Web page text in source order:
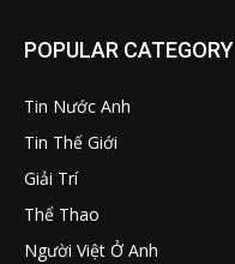
POPULAR CATEGORY
Tin Nước Anh
Tin Thế Giới
Giải Trí
Thể Thao
Người Việt Ở Anh